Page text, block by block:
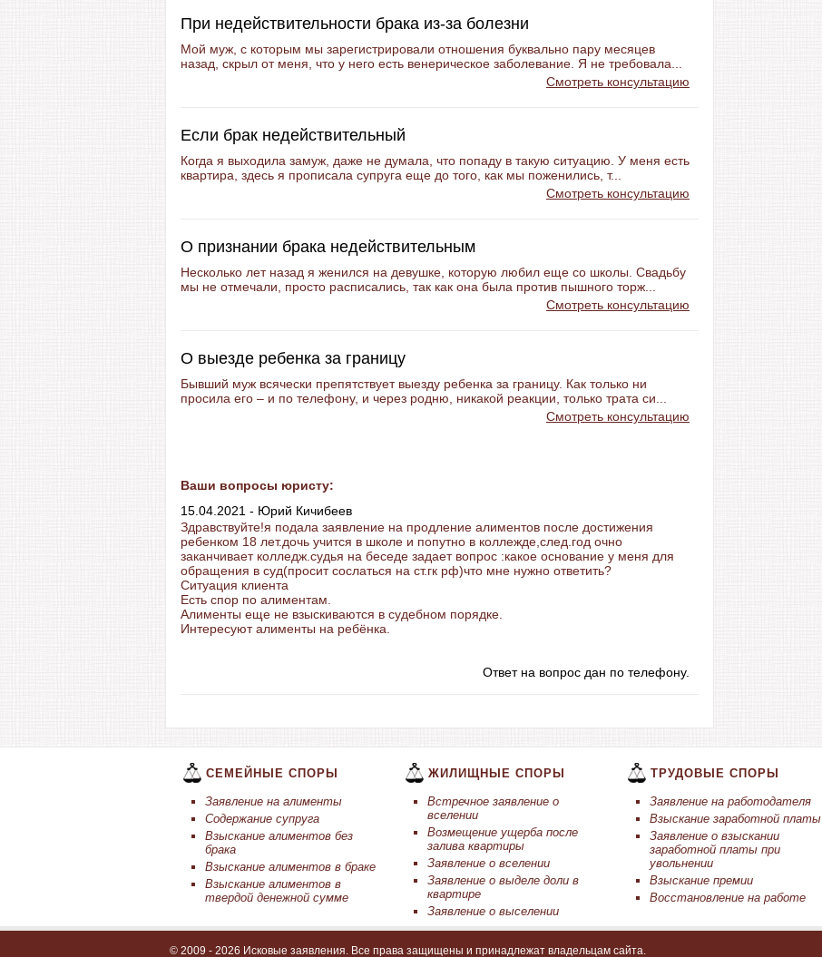
При недействительности брака из-за болезни
Мой муж, с которым мы зарегистрировали отношения буквально пару месяцев
назад, скрыл от меня, что у него есть венерическое заболевание. Я не требовала...
Смотреть консультацию
Если брак недействительный
Когда я выходила замуж, даже не думала, что попаду в такую ситуацию. У меня есть
квартира, здесь я прописала супруга еще до того, как мы поженились, т...
Смотреть консультацию
О признании брака недействительным
Несколько лет назад я женился на девушке, которую любил еще со школы. Свадьбу
мы не отмечали, просто расписались, так как она была против пышного торж...
Смотреть консультацию
О выезде ребенка за границу
Бывший муж всячески препятствует выезду ребенка за границу. Как только ни
просила его – и по телефону, и через родню, никакой реакции, только трата си...
Смотреть консультацию
Ваши вопросы юристу:
15.04.2021 - Юрий Кичибеев
Здравствуйте!я подала заявление на продление алиментов после достижения
ребенком 18 лет.дочь учится в школе и попутно в коллежде,след.год очно
заканчивает колледж.судья на беседе задает вопрос :какое основание у меня для
обращения в суд(просит сослаться на ст.гк рф)что мне нужно ответить?
Ситуация клиента
Есть спор по алиментам.
Алименты еще не взыскиваются в судебном порядке.
Интересуют алименты на ребёнка.
Ответ на вопрос дан по телефону.
СЕМЕЙНЫЕ СПОРЫ
Заявление на алименты
Содержание супруга
Взыскание алиментов без
брака
Взыскание алиментов в браке
Взыскание алиментов в
твердой денежной сумме
ЖИЛИЩНЫЕ СПОРЫ
Встречное заявление о
вселении
Возмещение ущерба после
залива квартиры
Заявление о вселении
Заявление о выделе доли в
квартире
Заявление о выселении
ТРУДОВЫЕ СПОРЫ
Заявление на работодателя
Взыскание заработной платы
Заявление о взыскании
заработной платы при
увольнении
Взыскание премии
Восстановление на работе
© 2009 - 2026 Исковые заявления. Все права защищены и принадлежат владельцам сайта.